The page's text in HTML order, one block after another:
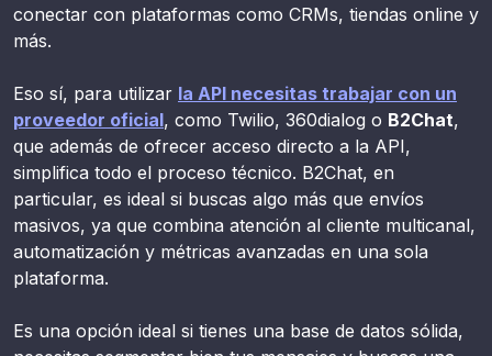
conectar con plataformas como CRMs, tiendas online y
más.
Eso sí, para utilizar la API necesitas trabajar con un
proveedor oficial, como Twilio, 360dialog o B2Chat,
que además de ofrecer acceso directo a la API,
simplifica todo el proceso técnico. B2Chat, en
particular, es ideal si buscas algo más que envíos
masivos, ya que combina atención al cliente multicanal,
automatización y métricas avanzadas en una sola
plataforma.
Es una opción ideal si tienes una base de datos sólida,